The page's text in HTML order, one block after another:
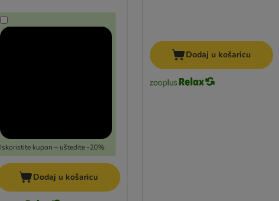
Iskoristite kupon – uštedite -20%
Dodaj u košaricu
Dodaj u košaricu